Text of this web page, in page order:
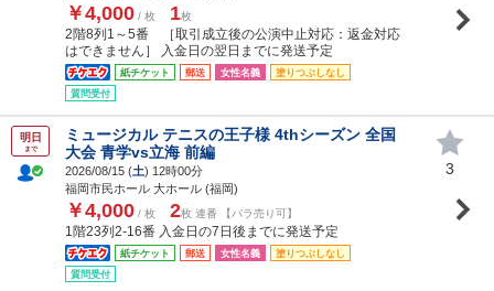
￥4,000 / 枚 1枚
2階8列1～5番 ［取引成立後の公演中止対応：返金対応
はできません］ 入金日の翌日までに発送予定
紙チケット 郵送 女性名義
塗りつぶしなし
質問受付
明日
まで
ミュージカル テニスの王子様 4thシーズン 全国
大会 青学vs立海 前編
2026/08/15 (土) 12時00分
福岡市民ホール 大ホール (福岡)
￥4,000 / 枚 2枚 連番 【バラ売り可】
1階23列2-16番 入金日の7日後までに発送予定
紙チケット 郵送 女性名義
塗りつぶしなし
質問受付
3